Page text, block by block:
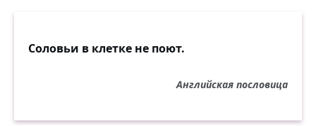
Соловьи в клетке не поют.
Английская пословица